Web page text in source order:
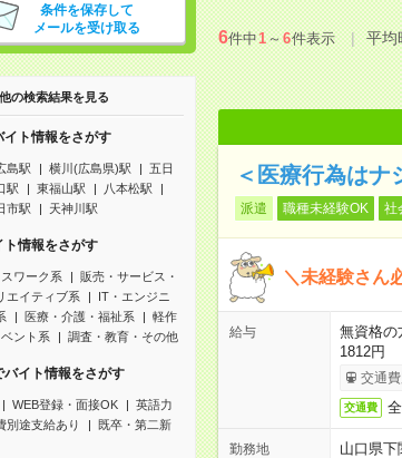
条件を保存して
メールを受け取る
他の検索結果を見る
イト情報をさがす
島駅 横川(広島県)駅
五日
駅 東福山駅
八本松駅
市駅 天神川駅
ト情報をさがす
ワーク系
販売・サービス・
エイティブ系
IT・エンジニ
医療・介護・福祉系
軽作
ント系
調査・教育・その他
バイト情報をさがす
WEB登録・面接OK
英語力
別途支給あり
既卒・第二新
6件中1～6件表示 平均
＜医療行為は
派遣 職種未経験OK 社
＼未経験さん
給与
無資格の
1812円
交通
交通費
勤務地
山口県下